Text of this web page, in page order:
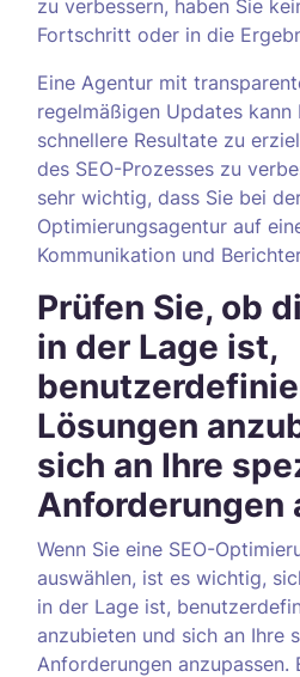
zu verbessern, haben Sie
Fortschritt oder in die
Eine Agentur mit
regelmäßigen Updates kann
schnellere Resultate zu
des SEO-Prozesses zu
sehr wichtig, dass Sie bei
Optimierungsagentur auf
Kommunikation und
Prüfen Sie, ob
in der Lage ist,
Lösungen
sich an Ihre
Anforderungen
Wenn Sie eine SEO-
auswählen, ist es wichtig,
in der Lage ist,
anzubieten und sich an Ihre
Anforderungen anzupassen.